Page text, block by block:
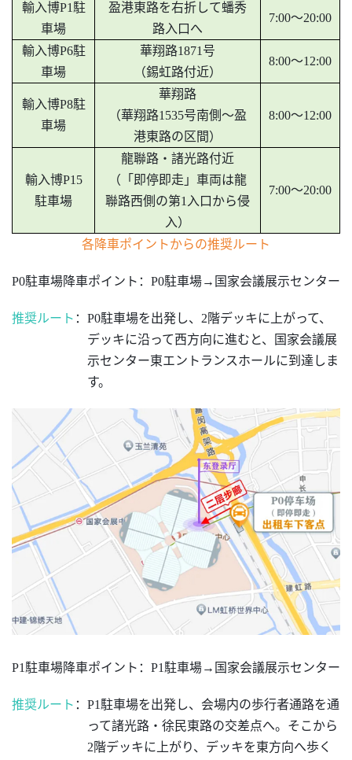
輸入博P1駐
車場
盈港東路を右折して蟠秀
路入口へ
7:00～20:00
輸入博P6駐
車場
華翔路1871号
（錫虹路付近）
8:00～12:00
輸入博P8駐
車場
華翔路
（華翔路1535号南側～盈
港東路の区間）
8:00～12:00
輸入博P15
駐車場
龍聯路・諸光路付近
（「即停即走」車両は龍
聯路西側の第1入口から侵
入）
7:00～20:00
各降車ポイントからの推奨ルート
P0駐車場降車ポイント ： P0駐車場→国家会議展示センター
推奨ルート ： P0駐車場を出発し、2階デッキに上がって、
デッキに沿って西方向に進むと、国家会議展
示センター東エントランスホールに到達しま
す。
P1駐車場降車ポイント ： P1駐車場→国家会議展示センター
推奨ルート ： P1駐車場を出発し、会場内の歩行者通路を通
って諸光路・徐民東路の交差点へ。そこから
2階デッキに上がり、デッキを東方向へ歩く